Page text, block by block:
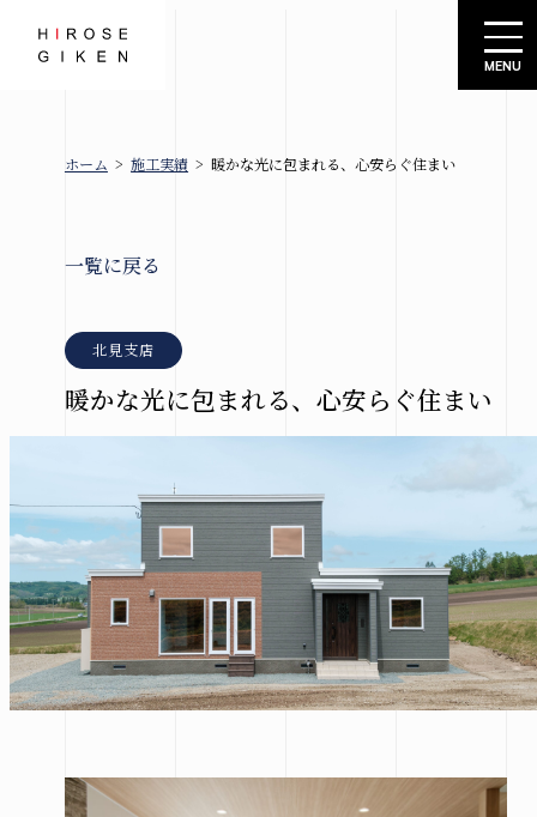
株式会社広瀬技建
ホーム > 施工実績 > 暖かな光に包まれる、心安らぐ住まい
一覧に戻る
暖かな光に包まれる、心安らぐ住まい
北見支店
広瀬技建
-シエロ・
ソーレ-
札幌
市
北見
市
その他
の地域
施工実績
新着情報
ント
情報
会社概要